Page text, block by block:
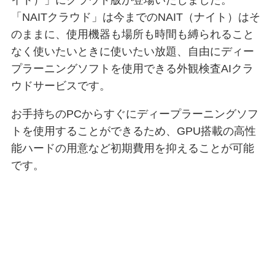
「NAITクラウド」は今までのNAIT（ナイト）はそ
のままに、使用機器も場所も時間も縛られること
なく使いたいときに使いたい放題、自由にディー
プラーニングソフトを使用できる外観検査AIクラ
ウドサービスです。
お手持ちのPCからすぐにディープラーニングソフ
トを使用することができるため、GPU搭載の高性
能ハードの用意など初期費用を抑えることが可能
です。